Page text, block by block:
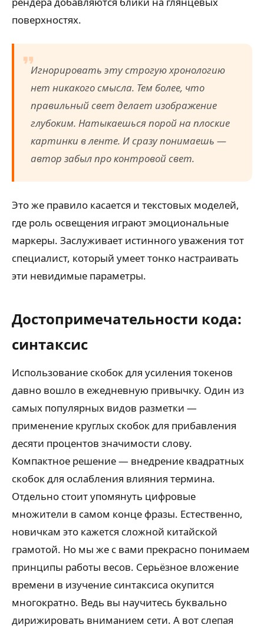
поверхностях.
Игнорировать эту строгую хронологию
нет никакого смысла. Тем более, что
правильный свет делает изображение
глубоким. Натыкаешься порой на плоские
картинки в ленте. И сразу понимаешь —
автор забыл про контровой свет.
Это же правило касается и текстовых моделей,
где роль освещения играют эмоциональные
маркеры. Заслуживает истинного уважения тот
специалист, который умеет тонко настраивать
эти невидимые параметры.
Достопримечательности кода:
синтаксис
Использование скобок для усиления токенов
давно вошло в ежедневную привычку. Один из
самых популярных видов разметки —
применение круглых скобок для прибавления
десяти процентов значимости слову.
Компактное решение — внедрение квадратных
скобок для ослабления влияния термина.
Отдельно стоит упомянуть цифровые
множители в самом конце фразы. Естественно,
новичкам это кажется сложной китайской
грамотой. Но мы же с вами прекрасно понимаем
принципы работы весов. Серьёзное вложение
времени в изучение синтаксиса окупится
многократно. Ведь вы научитесь буквально
дирижировать вниманием сети. А вот слепая